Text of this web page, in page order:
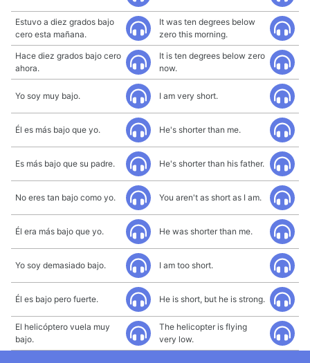
Estuvo a diez grados bajo
cero esta mañana.
It was ten degrees below
zero this morning.
Hace diez grados bajo cero
ahora.
It is ten degrees below zero
now.
Yo soy muy bajo. I am very short.
Él es más bajo que yo. He's shorter than me.
Es más bajo que su padre. He's shorter than his father.
No eres tan bajo como yo. You aren't as short as I am.
Él era más bajo que yo. He was shorter than me.
Yo soy demasiado bajo. I am too short.
Él es bajo pero fuerte. He is short, but he is strong.
El helicóptero vuela muy
bajo.
The helicopter is flying
very low.